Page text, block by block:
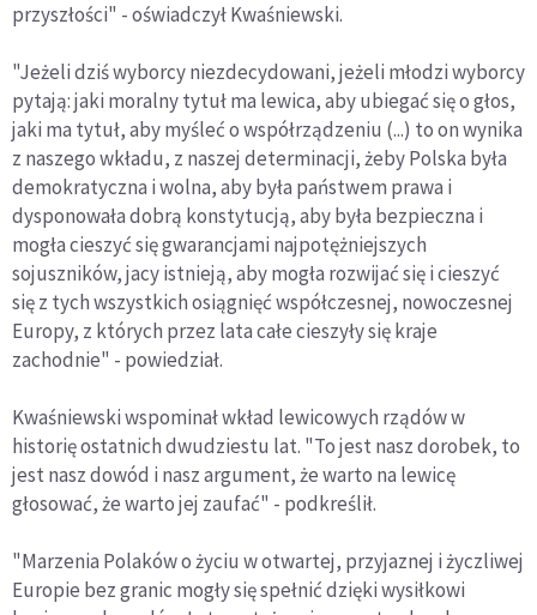
przyszłości" - oświadczył Kwaśniewski.
"Jeżeli dziś wyborcy niezdecydowani, jeżeli młodzi wyborcy
pytają: jaki moralny tytuł ma lewica, aby ubiegać się o głos,
jaki ma tytuł, aby myśleć o współrządzeniu (...) to on wynika
z naszego wkładu, z naszej determinacji, żeby Polska była
demokratyczna i wolna, aby była państwem prawa i
dysponowała dobrą konstytucją, aby była bezpieczna i
mogła cieszyć się gwarancjami najpotężniejszych
sojuszników, jacy istnieją, aby mogła rozwijać się i cieszyć
się z tych wszystkich osiągnięć współczesnej, nowoczesnej
Europy, z których przez lata całe cieszyły się kraje
zachodnie" - powiedział.
Kwaśniewski wspominał wkład lewicowych rządów w
historię ostatnich dwudziestu lat. "To jest nasz dorobek, to
jest nasz dowód i nasz argument, że warto na lewicę
głosować, że warto jej zaufać" - podkreślił.
"Marzenia Polaków o życiu w otwartej, przyjaznej i życzliwej
Europie bez granic mogły się spełnić dzięki wysiłkowi